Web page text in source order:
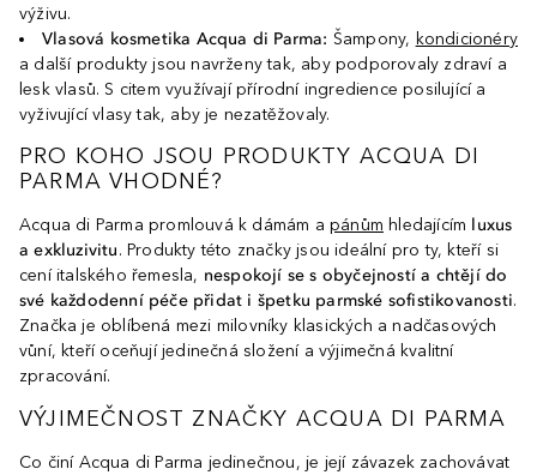
výživu.
Vlasová kosmetika Acqua di Parma: Šampony, kondicionéry
a další produkty jsou navrženy tak, aby podporovaly zdraví a
lesk vlasů. S citem využívají přírodní ingredience posilující a
vyživující vlasy tak, aby je nezatěžovaly.
PRO KOHO JSOU PRODUKTY ACQUA DI
PARMA VHODNÉ?
Acqua di Parma promlouvá k dámám a pánům hledajícím luxus
a exkluzivitu. Produkty této značky jsou ideální pro ty, kteří si
cení italského řemesla, nespokojí se s obyčejností a chtějí do
své každodenní péče přidat i špetku parmské sofistikovanosti.
Značka je oblíbená mezi milovníky klasických a nadčasových
vůní, kteří oceňují jedinečná složení a výjimečná kvalitní
zpracování.
VÝJIMEČNOST ZNAČKY ACQUA DI PARMA
Co činí Acqua di Parma jedinečnou, je její závazek zachovávat